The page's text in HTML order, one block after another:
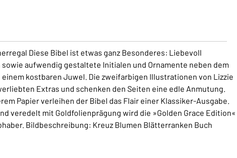
Diese Bibel ist etwas ganz Besonderes: Liebevoll
aufwendig gestaltete Initialen und Ornamente neben dem
kostbaren Juwel. Die zweifarbigen Illustrationen von Lizzie
Extras und schenken den Seiten eine edle Anmutung.
Papier verleihen der Bibel das Flair einer Klassiker-Ausgabe.
veredelt mit Goldfolienprägung wird die »Golden Grace Edition«
Bildbeschreibung: Kreuz Blumen Blätterranken Buch